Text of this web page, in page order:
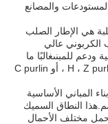
والمصانع
هي الإطار الصلب
الكربوني عالي
ودعم للمبنىغالبًا ما
تشمل مكونات الإطار الصلب الرئيسية الصلب H ، Z purlin ، أو C purlin
المباني الأساسية
، فإن النطاق عادة ما يتراوح بين 5-28 مم.هذا النطاق السميك
مختلف الأحمال